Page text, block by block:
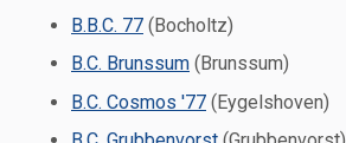
B.B.C. 77 (Bocholtz)
B.C. Brunssum (Brunssum)
B.C. Cosmos '77 (Eygelshoven)